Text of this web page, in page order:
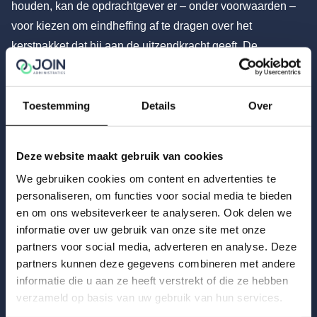
Toestemming Details Over
Deze website maakt gebruik van cookies
We gebruiken cookies om content en advertenties te
personaliseren, om functies voor social media te bieden
en om ons websiteverkeer te analyseren. Ook delen we
informatie over uw gebruik van onze site met onze
partners voor social media, adverteren en analyse. Deze
partners kunnen deze gegevens combineren met andere
informatie die u aan ze heeft verstrekt of die ze hebben
verzameld op basis van uw gebruik van hun services.
houden, kan de opdrachtgever er – onder voorwaarden –
voor kiezen om eindheffing af te dragen over het
kerstpakket dat hij aan de uitzendkracht geeft. De
voorwaarden voor deze regeling zijn:
De opdrachtgever moet schriftelijk aan de ontvanger van
de verstrekking mededelen dat hij de eindheffing toepast;
De opdrachtgever moet vastleggen wie de ontvanger van
Deze mogelijkheid om eindheffing af te dragen geldt voor
verstrekkingen aan derden, bijvoorbeeld uitzendkrachten,
die een werkgever tegelijkertijd en voor dezelfde
gelegenheid aan eigen werknemers geeft. De
uitzendkracht hoeft het kerstpakket dan niet aan te geven
in zijn aangifte IB.
De eindheffing is 45% bij een verstrekking tot en met een
waarde van € 136. Is de waarde in het economische